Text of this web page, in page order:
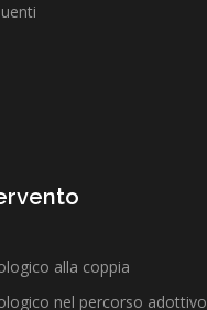
alla coppia
nel percorso adottivo